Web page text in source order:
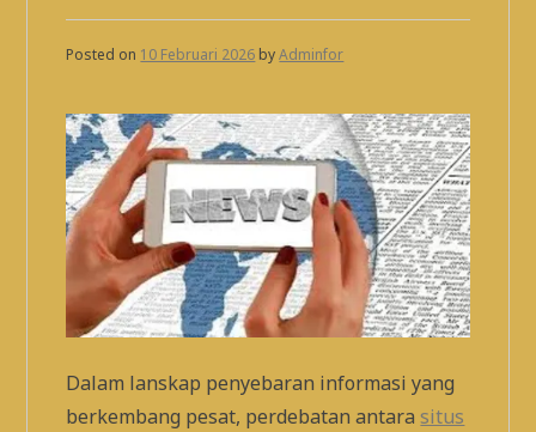
Posted on 10 Februari 2026 byAdminfor
Dalam lanskap penyebaran informasi yang
berkembang pesat, perdebatan antarasitus